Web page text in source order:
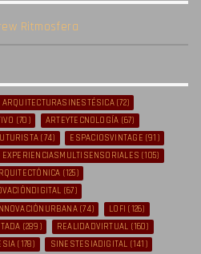
Ritmosfera
ARQUITECTURASINESTÉSICA(72)
(70) ARTEYTECNOLOGÍA (67)
(74) ESPACIOSVINTAGE (91)
EXPERIENCIASMULTISENSORIALES (105)
(125)
(67)
(74) LOFI (126)
(289) REALIDADVIRTUAL (160)
(178) SINESTESIADIGITAL (141)